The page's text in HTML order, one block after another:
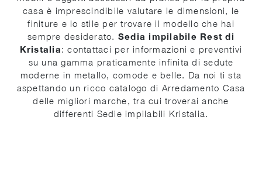
casa è imprescindibile valutare le dimensioni, le
finiture e lo stile per trovare il modello che hai
sempre desiderato. Sedia impilabile Rest di
Kristalia: contattaci per informazioni e preventivi
su una gamma praticamente infinita di sedute
moderne in metallo, comode e belle. Da noi ti sta
aspettando un ricco catalogo di Arredamento Casa
delle migliori marche, tra cui troverai anche
differenti Sedie impilabili Kristalia.